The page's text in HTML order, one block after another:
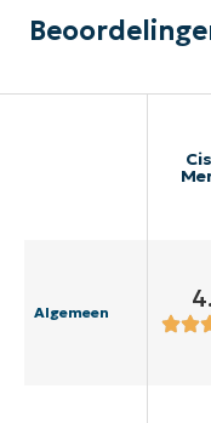
Algemeen